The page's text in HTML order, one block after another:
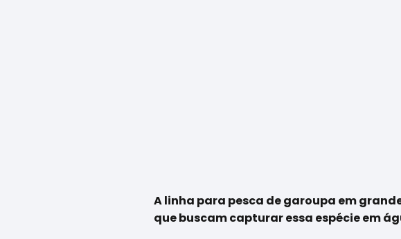
A linha para pesca de garoupa em
que buscam capturar essa espécie em